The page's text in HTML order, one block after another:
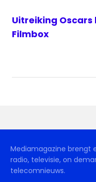
Uitreiking
Filmbox
Mediamagazine brengt
radio, televisie, on
telecomnieuws.